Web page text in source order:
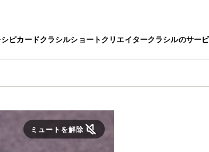
ピカードクラシルショートクリエイタークラシルのサー
ミュートを解除